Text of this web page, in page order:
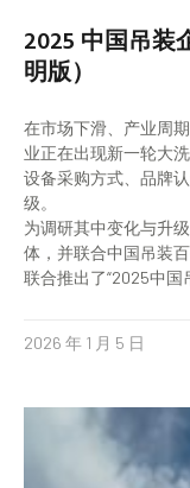
2025 中国吊装
明版）
在市场下滑、产业周
业正在出现新一轮大
设备采购方式、品牌
级。
为调研其中变化与升
体，并联合中国吊装